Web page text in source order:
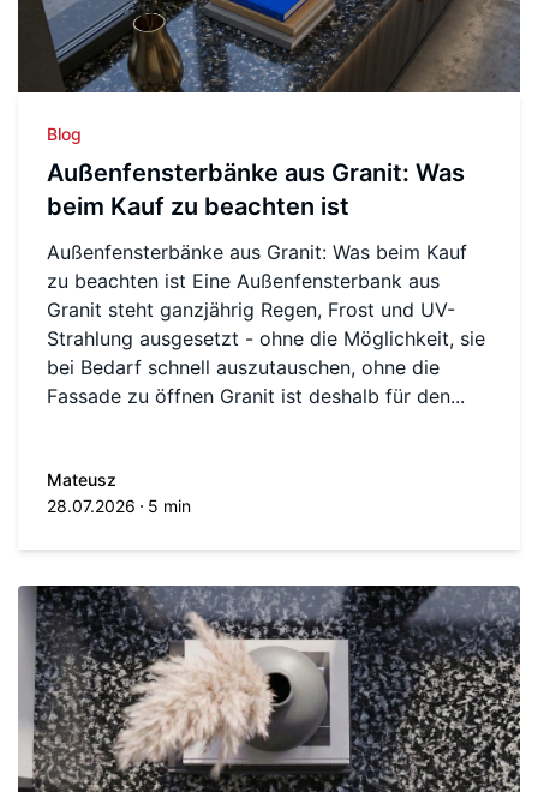
Blog
Außenfensterbänke aus Granit: Was
beim Kauf zu beachten ist
Außenfensterbänke aus Granit: Was beim Kauf
zu beachten ist Eine Außenfensterbank aus
Granit steht ganzjährig Regen, Frost und UV-
Strahlung ausgesetzt - ohne die Möglichkeit, sie
bei Bedarf schnell auszutauschen, ohne die
Fassade zu öffnen Granit ist deshalb für den...
Mateusz
28.07.2026
5 min